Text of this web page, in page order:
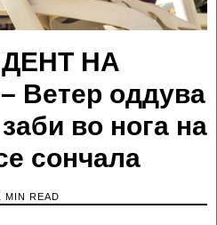
НА
Ветер оддува
во нога на
сончала
MIN READ